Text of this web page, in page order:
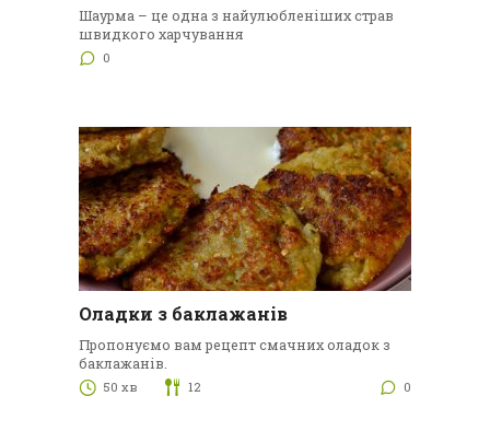
Шаурма – це одна з найулюбленіших страв
швидкого харчування
0
Оладки з баклажанів
Пропонуємо вам рецепт смачних оладок з
баклажанів.
50 хв 12 0